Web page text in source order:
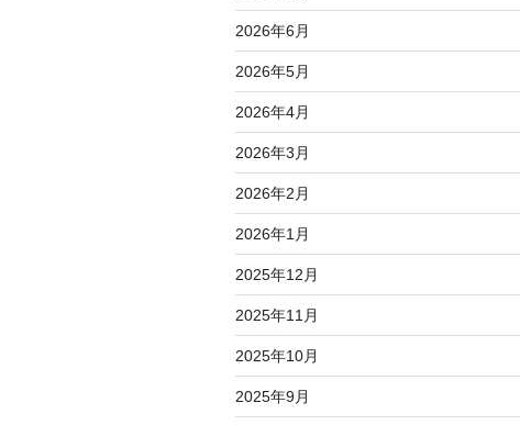
2026年6月
2026年5月
2026年4月
2026年3月
2026年2月
2026年1月
2025年12月
2025年11月
2025年10月
2025年9月